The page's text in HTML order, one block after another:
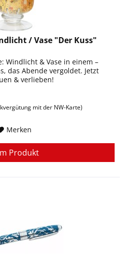
/ Vase "Der Kuss"
Windlicht & Vase in einem –
das Abende vergoldet. Jetzt
& verlieben!
mit der NW-Karte)
Merken
Produkt